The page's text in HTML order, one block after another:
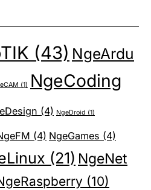
(43) NgeArdu
(1) NgeCoding
(4) NgeDroid (1)
(4) NgeGames (4)
(21) NgeNet
(10)